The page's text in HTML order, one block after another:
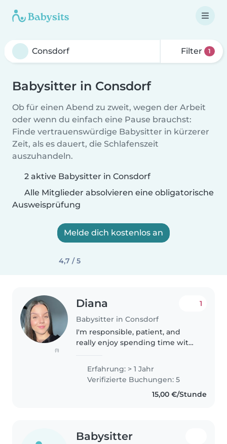
Filter 1
Babysitter in Consdorf
Ob für einen Abend zu zweit, wegen der Arbeit
oder wenn du einfach eine Pause brauchst:
Finde vertrauenswürdige Babysitter in kürzerer
Zeit, als es dauert, die Schlafenszeit
auszuhandeln.
2 aktive Babysitter in Consdorf
Alle Mitglieder absolvieren eine obligatorische
Ausweisprüfung
Melde dich kostenlos an
4,7 / 5
(1)
Diana
Babysitter in Consdorf
1
I'm responsible, patient, and
really enjoy spending time with
entertained, staying calm in
tough situations, and making
sure they're safe and cared for...
Erfahrung: > 1 Jahr
Verifizierte Buchungen: 5
15,00 €/Stunde
Babysitter